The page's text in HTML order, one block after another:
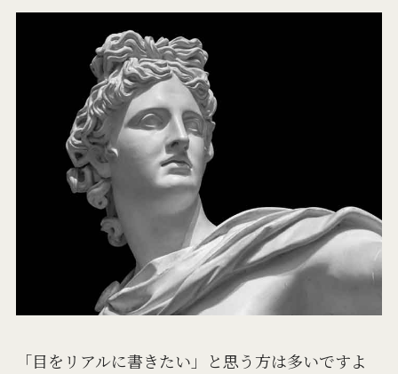
「目をリアルに書きたい」と思う方は多いですよ